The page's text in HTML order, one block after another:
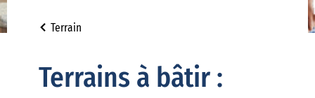
Terrain
Terrains à bâtir :